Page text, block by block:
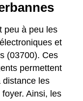
peu à peu les
et
(03700). Ces
permettent
distance les
Ainsi, les